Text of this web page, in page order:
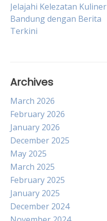
Post
navigation
Jelajahi Kelezatan Kuliner
Bandung dengan Berita
Terkini
Archives
March 2026
February 2026
January 2026
December 2025
May 2025
March 2025
February 2025
January 2025
December 2024